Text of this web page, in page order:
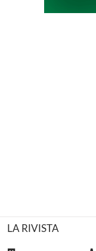
LA RIVISTA